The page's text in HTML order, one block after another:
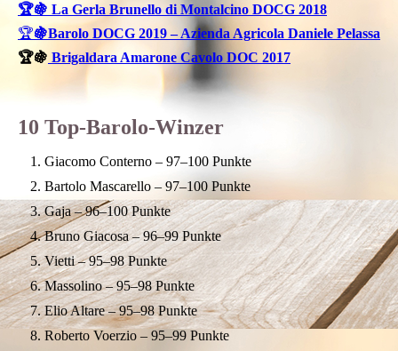
🏆🍇 La Gerla Brunello di Montalcino DOCG 2018
🏆🍇Barolo DOCG 2019 – Azienda Agricola Daniele Pelassa
🏆🍇 Brigaldara Amarone Cavolo DOC 2017
10 Top-Barolo-Winzer
Giacomo Conterno – 97–100 Punkte
Bartolo Mascarello – 97–100 Punkte
Gaja – 96–100 Punkte
Bruno Giacosa – 96–99 Punkte
Vietti – 95–98 Punkte
Massolino – 95–98 Punkte
Elio Altare – 95–98 Punkte
Roberto Voerzio – 95–99 Punkte